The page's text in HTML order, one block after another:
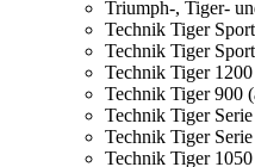
Triumph-, Tiger-
Technik Tiger
Technik Tiger
Technik Tiger
Technik Tiger 900
Technik Tiger
Technik Tiger
Technik Tiger